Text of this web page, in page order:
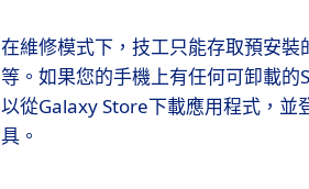
在維修模式下，技工只能存取預安
等。如果您的手機上有任何可卸載
以從Galaxy Store下載應用程式，並
具。